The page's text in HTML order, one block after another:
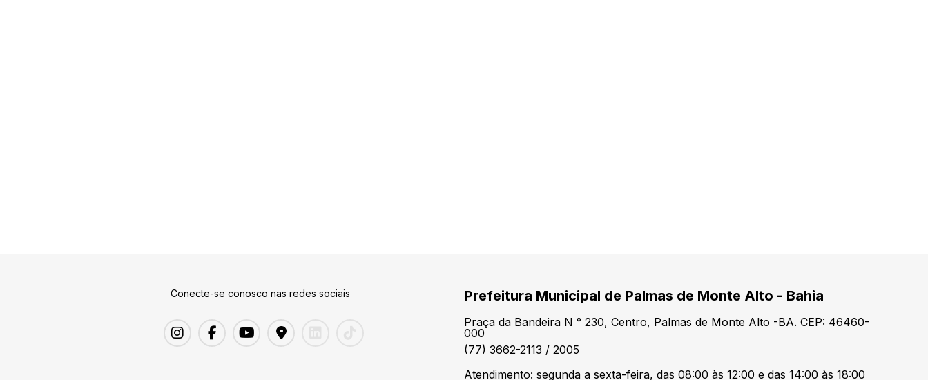
Conecte-se conosco nas redes sociais Prefeitura Municipal de Palmas de Monte Alto - Bahia
Praça da Bandeira N ° 230, Centro, Palmas de Monte Alto -BA. CEP: 46460-
000
(77) 3662-2113 / 2005
Atendimento: segunda a sexta-feira, das 08:00 às 12:00 e das 14:00 às 18:00